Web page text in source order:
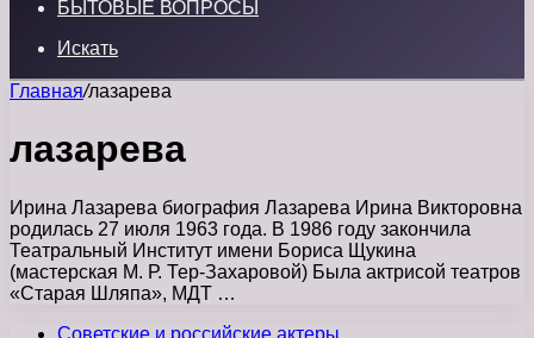
БЫТОВЫЕ ВОПРОСЫ
Искать
Главная/лазарева
лазарева
Ирина Лазарева биография Лазарева Ирина Викторовна
родилась 27 июля 1963 года. В 1986 году закончила
Театральный Институт имени Бориса Щукина
(мастерская М. Р. Тер-Захаровой) Была актрисой театров
«Старая Шляпа», МДТ …
Советские и российские актеры